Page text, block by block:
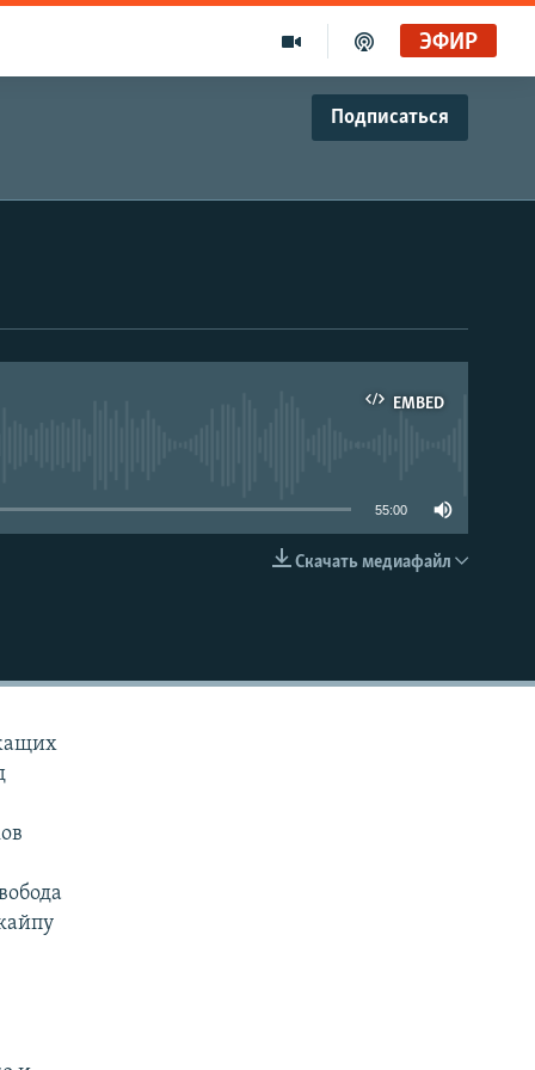
ЭФИР
Подписаться
EMBED
EMBED
55:00
Скачать медиафайл